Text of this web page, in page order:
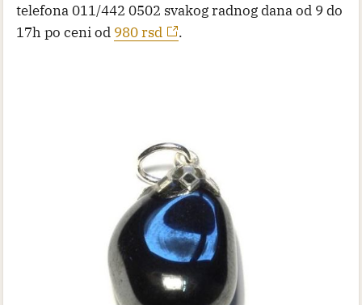
telefona 011/442 0502 svakog radnog dana od 9 do
17h po ceni od 980 rsd .